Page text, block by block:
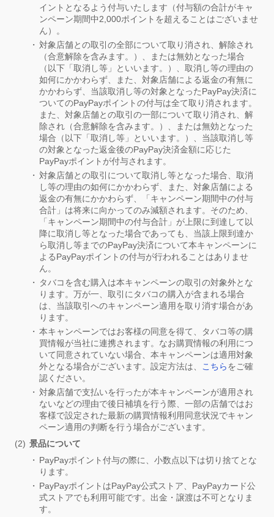
イントとなるよう付与いたします（付与額の合計がキャ
ンペーン期間中2,000ポイントを超えることはございませ
ん）。
対象店舗との取引の全部について取り消され、解除され
（合意解除を含みます。）、または無効となった場合
（以下「取消し等」といいます。）、取消し等の理由の
如何にかかわらず、また、対象店舗による返金の有無に
かかわらず、当該取消し等の対象となったPayPay決済に
ついてのPayPayポイントの付与は全て取り消されます。
また、対象店舗との取引の一部について取り消され、解
除され（合意解除を含みます。）、または無効となった
場合（以下「取消し等」といいます。）、当該取消し等
の対象となった返金後のPayPay決済金額に応じた
PayPayポイントが付与されます。
対象店舗との取引について取消し等となった場合、取消
し等の理由の如何にかかわらず、また、対象店舗による
返金の有無にかかわらず、「キャンペーン期間中の付与
合計」は将来に向かってのみ減額されます。そのため、
「キャンペーン期間中の付与合計」が上限に到達して以
降に取消し等となった場合であっても、当該上限到達か
ら取消し等までのPayPay決済について本キャンペーンに
よるPayPayポイントの付与が行われることはありませ
ん。
タバコを含む購入は本キャンペーンの取引の対象外とな
ります。万が一、取引にタバコの購入が含まれる場合
は、当該取引へのキャンペーン適用を取り消す場合があ
ります。
本キャンペーンではお客様の同意を得て、タバコ等の購
買情報が当社に連携されます。なお購買情報の利用につ
いて同意されていない場合、本キャンペーンは適用対象
外となる場合がございます。設定方法は、
こちらをご確
認ください。
対象店舗で支払いを行ったが本キャンペーンが適用され
ないなどの理由で後日補填を行う際、一部の店舗ではお
客様で設定された最新の購買情報利用同意状況でキャン
ペーン適用の判断を行う場合がございます。
景品について
PayPayポイント付与の際に、小数点以下は切り捨てとな
ります。
PayPayポイントはPayPay公式ストア、PayPayカード公
式ストアでも利用可能です。出金・譲渡は不可となりま
す。